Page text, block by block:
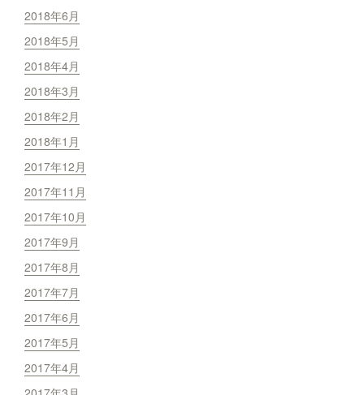
2018年6月
2018年5月
2018年4月
2018年3月
2018年2月
2018年1月
2017年12月
2017年11月
2017年10月
2017年9月
2017年8月
2017年7月
2017年6月
2017年5月
2017年4月